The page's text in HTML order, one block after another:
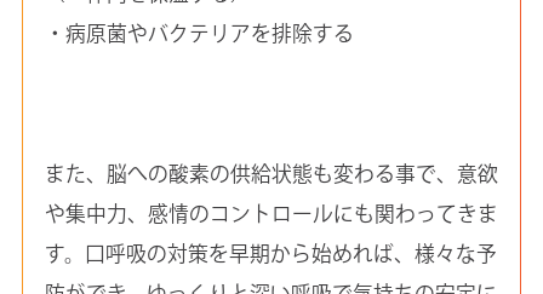
・病原菌やバクテリアを排除する
また、脳への酸素の供給状態も変わる事で、意欲
や集中力、感情のコントロールにも関わってきま
す。口呼吸の対策を早期から始めれば、様々な予